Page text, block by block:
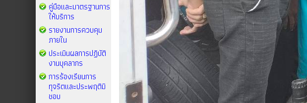
คู่มือและมาตรฐานการ
ให้บริการ
รายงานการควบคุม
ภายใน
ประเมินผลการปฏิบัติ
งานบุคลากร
การร้องเรียนการ
ทุจริตและประพฤติมิ
ชอบ